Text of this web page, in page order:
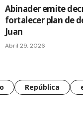
Abinader emite
fortalecer plan de
Juan
Abril 29, 2026
República